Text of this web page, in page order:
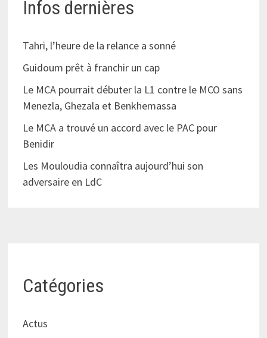
Infos dernières
Tahri, l’heure de la relance a sonné
Guidoum prêt à franchir un cap
Le MCA pourrait débuter la L1 contre le MCO sans
Menezla, Ghezala et Benkhemassa
Le MCA a trouvé un accord avec le PAC pour
Benidir
Les Mouloudia connaîtra aujourd’hui son
adversaire en LdC
Catégories
Actus